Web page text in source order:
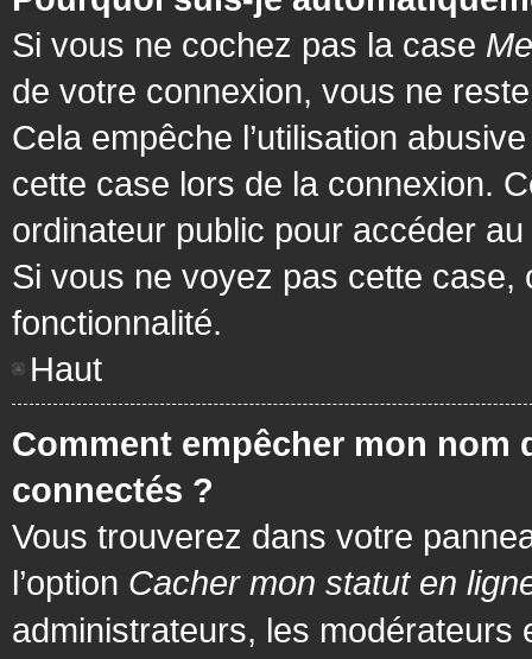
Si vous ne cochez pas la case
de votre connexion, vous ne
Cela empêche l’utilisation
cette case lors de la connexion.
ordinateur public pour accéder
Si vous ne voyez pas cette case,
fonctionnalité.
Haut
Comment empêcher mon nom
connectés ?
Vous trouverez dans votre
l’option Cacher mon statut en
administrateurs, les